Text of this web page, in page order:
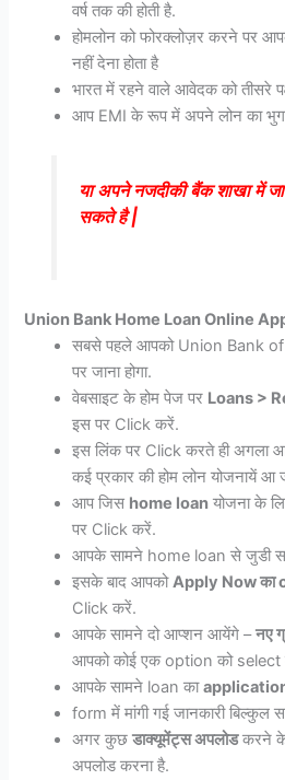
वर्ष तक की होती है.
होमलोन को फोरक्लोज़र करने पर
नहीं देना होता है
भारत में रहने वाले आवेदक को तीसरे
आप EMI के रूप में अपने लोन का
या अपने नजदीकी बैंक शाखा में
सकते है |
Union Bank Home Loan Online
सबसे पहले आपको Union Bank
पर जाना होगा.
वेबसाइट के होम पेज पर Loans >
इस पर Click करें.
इस लिंक पर Click करते ही अगला
कई प्रकार की होम लोन योजनायें आ
आप जिस home loan योजना के
पर Click करें.
आपके सामने home loan से जुडी
इसके बाद आपकोApply Now का
Click करें.
आपके सामने दो आप्शन आयेंगे –नए
आपको कोई एक option को select
आपके सामने loan का
form में मांगी गई जानकारी बिल्कुल
अगर कुछडाक्यूमेंट्स अपलोडकरने के
अपलोड करना है.